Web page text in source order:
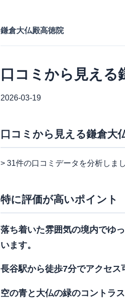
鎌倉大仏殿高徳院
口コミから見える
2026-03-19
口コミから見える鎌倉大
> 31件の口コミデータを分析しまし
特に評価が高いポイント
落ち着いた雰囲気の境内でゆ
います。
長谷駅から徒歩7分でアクセス
空の青と大仏の緑のコントラ